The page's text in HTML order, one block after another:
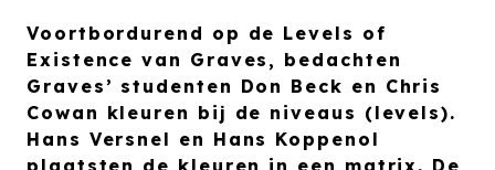
Voortbordurend op de Levels of
Existence van Graves, bedachten
Graves’ studenten Don Beck en Chris
Cowan kleuren bij de niveaus (levels).
Hans Versnel en Hans Koppenol
plaatsten de kleuren in een matrix. De